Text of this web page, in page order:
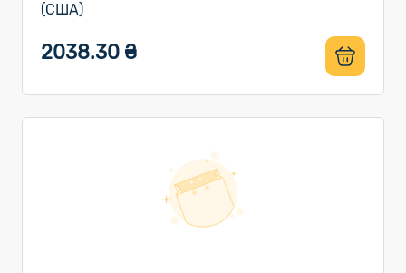
(США)
2038.30 ₴